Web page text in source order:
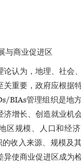
与商业促进区
论认为，地理、社会
关重要，政府应根据
BIAs管理组织是地
济增长、创造就业机
区规模、人口和经济
收入来源、规模及
异使商业促进区成为